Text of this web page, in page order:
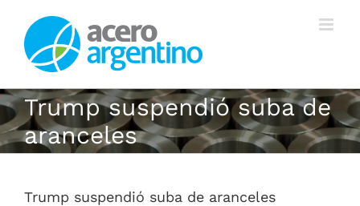
contenido
Trump suspendió suba de
aranceles
Trump suspendió suba de aranceles